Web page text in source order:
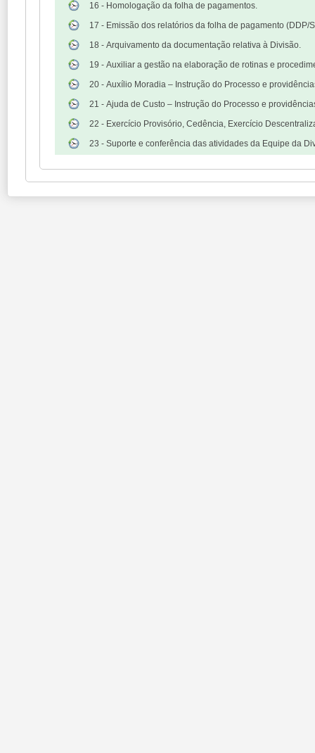
16 - Homologação da folha de pagamentos.
17 - Emissão dos relatórios da folha de pagamento (DDP/
18 - Arquivamento da documentação relativa à Divisão.
19 - Auxiliar a gestão na elaboração de rotinas e
20 - Auxílio Moradia – Instrução do Processo e
21 - Ajuda de Custo – Instrução do Processo e
22 - Exercício Provisório, Cedência, Exercício
23 - Suporte e conferência das atividades da Equipe da